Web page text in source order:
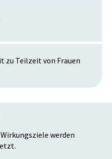
zu Teilzeit von Frauen
werden